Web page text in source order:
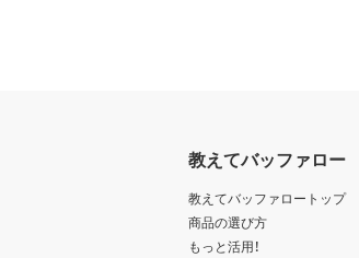
教えてバッファロー
教えてバッファロートップ
商品の選び方
もっと活用！